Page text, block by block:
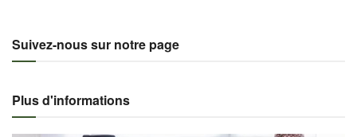
Suivez-nous sur notre page
Plus d'informations